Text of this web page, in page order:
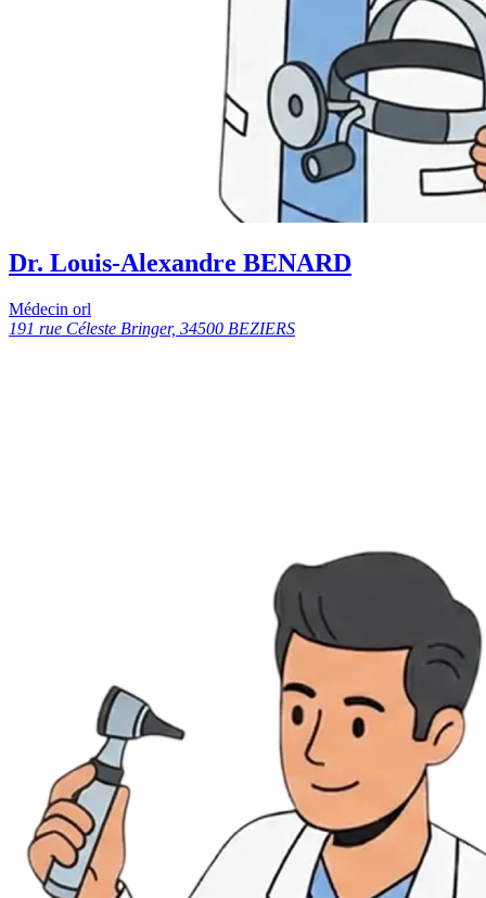
Dr. Louis-Alexandre BENARD
Médecin orl
191 rue Céleste Bringer, 34500 BEZIERS